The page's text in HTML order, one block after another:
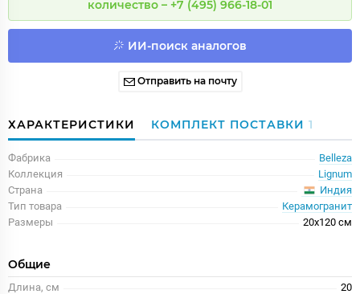
количество – +7 (495) 966-18-01
ИИ-поиск аналогов
Отправить на почту
ХАРАКТЕРИСТИКИ КОМПЛЕКТ ПОСТАВКИ 1
Фабрика
Belleza
Коллекция
Lignum
Страна
Индия
Тип товара
Керамогранит
Размеры
20x120 см
Общие
Длина, см
20